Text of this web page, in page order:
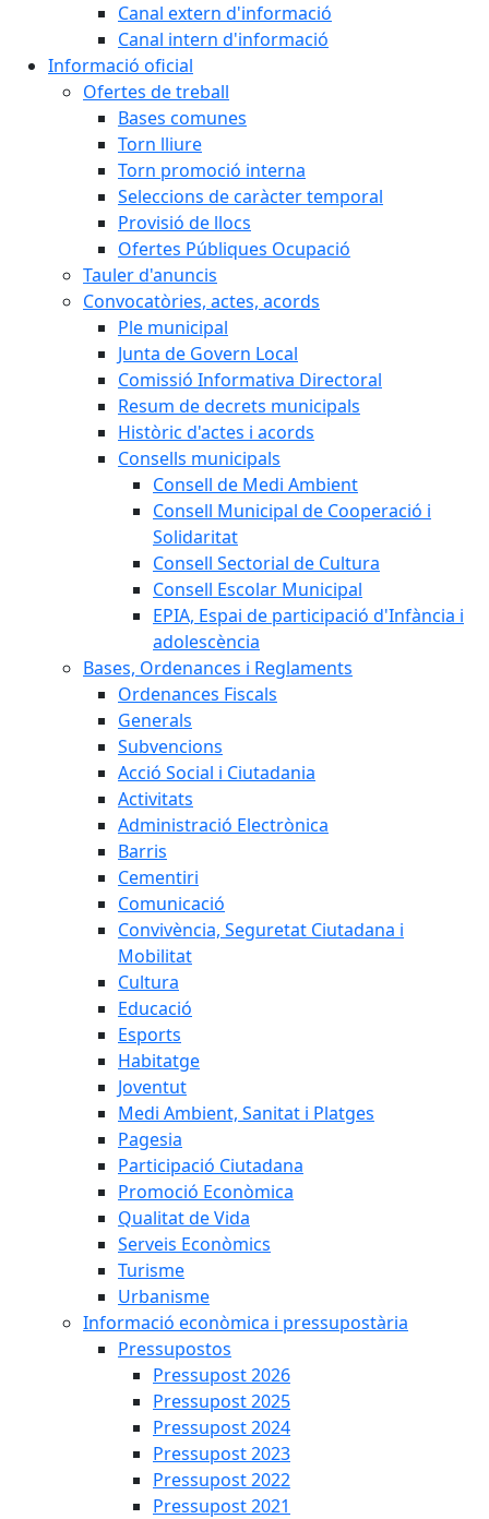
Canal extern d'informació
Canal intern d'informació
Informació oficial
Ofertes de treball
Bases comunes
Torn lliure
Torn promoció interna
Seleccions de caràcter temporal
Provisió de llocs
Ofertes Públiques Ocupació
Tauler d'anuncis
Convocatòries, actes, acords
Ple municipal
Junta de Govern Local
Comissió Informativa Directoral
Resum de decrets municipals
Històric d'actes i acords
Consells municipals
Consell de Medi Ambient
Consell Municipal de Cooperació i
Solidaritat
Consell Sectorial de Cultura
Consell Escolar Municipal
EPIA, Espai de participació d'Infància i
adolescència
Bases, Ordenances i Reglaments
Ordenances Fiscals
Generals
Subvencions
Acció Social i Ciutadania
Activitats
Administració Electrònica
Barris
Cementiri
Comunicació
Convivència, Seguretat Ciutadana i
Mobilitat
Cultura
Educació
Esports
Habitatge
Joventut
Medi Ambient, Sanitat i Platges
Pagesia
Participació Ciutadana
Promoció Econòmica
Qualitat de Vida
Serveis Econòmics
Turisme
Urbanisme
Informació econòmica i pressupostària
Pressupostos
Pressupost 2026
Pressupost 2025
Pressupost 2024
Pressupost 2023
Pressupost 2022
Pressupost 2021